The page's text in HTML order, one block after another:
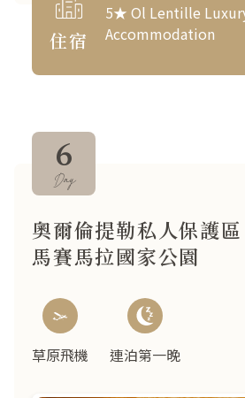
住宿
5★ Ol Lentille
Accommodation
奧爾倫提勒私人保護
馬賽馬拉國家公園
草原飛機 連泊第一晚
6
Day